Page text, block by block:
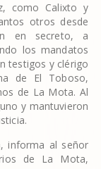
como Calixto y
otros desde
en secreto, a
los mandatos
testigos y clérigo
de El Toboso,
de La Mota. Al
y mantuvieron
informa al señor
de La Mota,